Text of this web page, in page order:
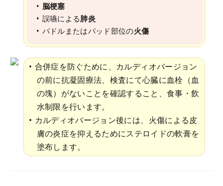
脳梗塞
誤嚥による肺炎
パドルまたはパッド部位の火傷
合併症を防ぐために、カルディオバージョン
の前に抗凝固療法、検査にて心臓に血栓（血
の塊）がないことを確認すること、食事・飲
水制限を行います。
カルディオバージョン後には、火傷による皮
膚の炎症を抑えるためにステロイドの軟膏を
塗布します。